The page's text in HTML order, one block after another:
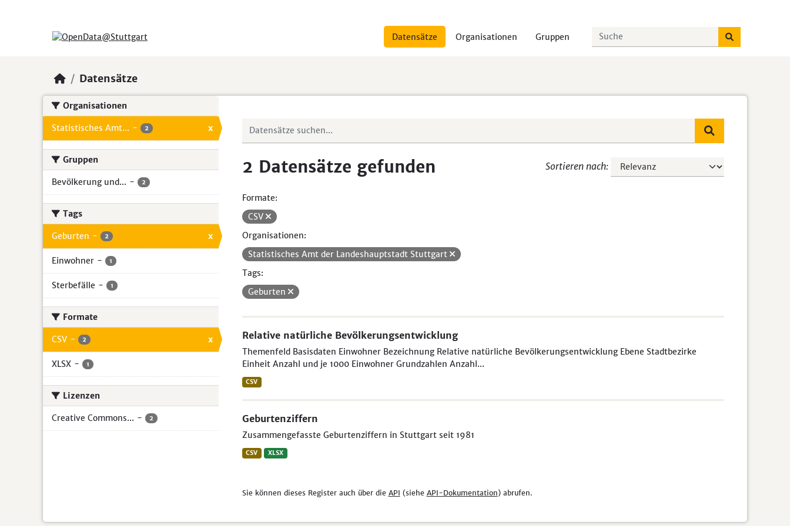
Datensätze Organisationen Gruppen
Datensätze
Organisationen
Statistisches Amt... - 2 x
Gruppen
Bevölkerung und... - 2
Tags
Geburten - 2 x
Einwohner - 1
Sterbefälle - 1
Formate
CSV - 2 x
XLSX - 1
Lizenzen
Creative Commons... - 2
Sortieren nach
2 Datensätze gefunden
Formate:
CSV
Organisationen:
Statistisches Amt der Landeshauptstadt Stuttgart
Tags:
Geburten
Relative natürliche Bevölkerungsentwicklung
Themenfeld Basisdaten Einwohner Bezeichnung Relative natürliche Bevölkerungsentwicklung Ebene Stadtbezirke
Einheit Anzahl und je 1000 Einwohner Grundzahlen Anzahl...
CSV
Geburtenziffern
Zusammengefasste Geburtenziffern in Stuttgart seit 1981
CSV XLSX
Sie können dieses Register auch über die API (siehe API-Dokumentation) abrufen.